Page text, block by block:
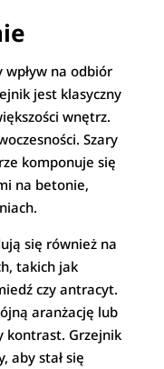
na odbiór
jest klasyczny
wnętrz.
Szary
komponuje się
na betonie,
się również na
takich jak
czy antracyt.
aranżację lub
kontrast. Grzejnik
aby stał się